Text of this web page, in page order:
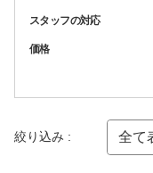
スタッフの対応
価格
絞り込み :